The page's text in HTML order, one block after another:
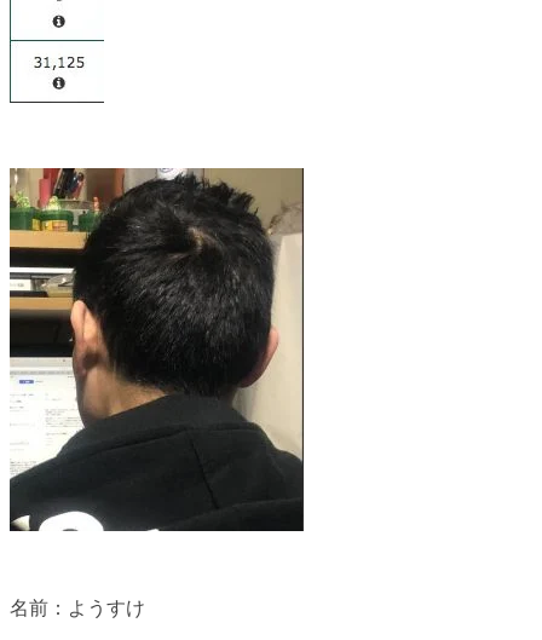
名前：ようすけ